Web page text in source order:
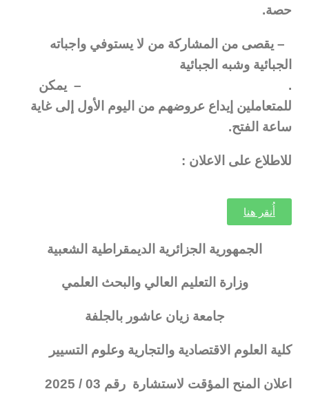
حصة.
– يقصى من المشاركة من لا يستوفي واجباته
الجبائية وشبه الجبائية
.
– يمكن
للمتعاملين إيداع عروضهم من اليوم الأول إلى غاية
ساعة الفتح.
للاطلاع على الاعلان :
أُنقر هنا
الجمهورية الجزائرية الديمقراطية الشعبية
وزارة التعليم العالي والبحث العلمي
جامعة زيان عاشور بالجلفة
كلية العلوم الاقتصادية والتجارية وعلوم التسيير
اعلان المنح المؤقت لاستشارة رقم 03 / 2025